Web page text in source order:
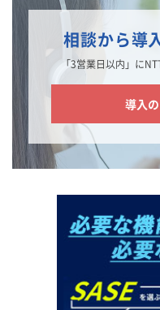
相談から導
「3営業日以内」に
導入